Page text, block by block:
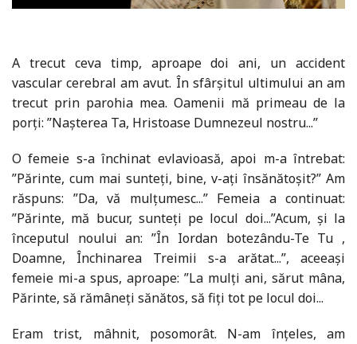
A trecut ceva timp, aproape doi ani, un accident
vascular cerebral am avut. În sfârșitul ultimului an am
trecut prin parohia mea. Oamenii mă primeau de la
porți: ”Nașterea Ta, Hristoase Dumnezeul nostru...”
O femeie s-a închinat evlavioasă, apoi m-a întrebat:
”Părinte, cum mai sunteți, bine, v-ați însănătoșit?” Am
răspuns: ”Da, vă mulțumesc...” Femeia a continuat:
”Părinte, mă bucur, sunteți pe locul doi...”Acum, și la
începutul noului an: ”În Iordan botezându-Te Tu ,
Doamne, Închinarea Treimii s-a arătat...”, aceeași
femeie mi-a spus, aproape: ”La mulți ani, sărut mâna,
Părinte, să rămâneți sănătos, să fiți tot pe locul doi...
Eram trist, mâhnit, posomorât. N-am înțeles, am